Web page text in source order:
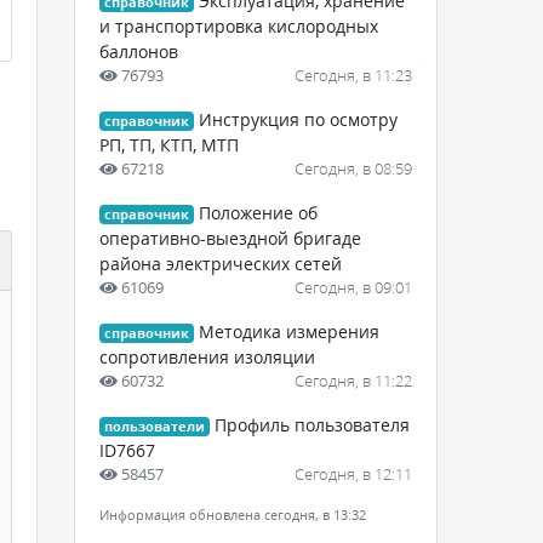
и транспортировка кислородных
баллонов
76793 Сегодня, в 11:23
справочник
Инструкция по осмотру
РП, ТП, КТП, МТП
67218 Сегодня, в 08:59
справочник
Положение об
оперативно-выездной бригаде
района электрических сетей
61069 Сегодня, в 09:01
справочник
Методика измерения
сопротивления изоляции
60732 Сегодня, в 11:22
пользователи
Профиль пользователя
ID7667
58457 Сегодня, в 12:11
Информация обновлена сегодня, в 13:32